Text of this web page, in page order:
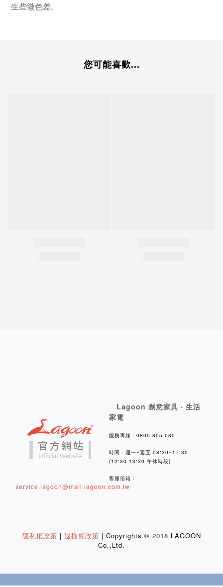
生些微色差。
您可能喜歡...
Lagoon 創意家具 ‧ 生活
家電
服務專線：0800-805-080
時間：週一~週五 08:30~17:30
(12:30-13:30 午休時段)
客服信箱：
service.lagoon@mail.lagoon.com.tw
隱私權政策 | 退換貨政策 | Copyrights © 2018 LAGOON
Co.,Ltd.